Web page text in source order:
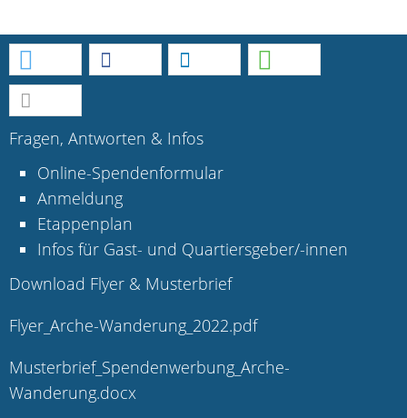
Fragen, Antworten & Infos
Online-Spendenformular
Anmeldung
Etappenplan
Infos für Gast- und Quartiersgeber/-innen
Download Flyer & Musterbrief
Flyer_Arche-Wanderung_2022.pdf
Musterbrief_Spendenwerbung_Arche-
Wanderung.docx